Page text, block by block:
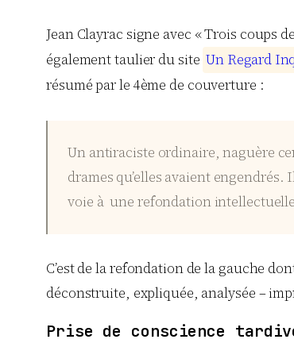
Jean Clayrac signe avec « Trois coups
également taulier du site Un Regard In
résumé par le 4ème de couverture :
Un antiraciste ordinaire, naguère
drames qu’elles avaient
voie à une refondation
C’est de la refondation de la gauche
déconstruite, expliquée, analysée –
Prise de conscience